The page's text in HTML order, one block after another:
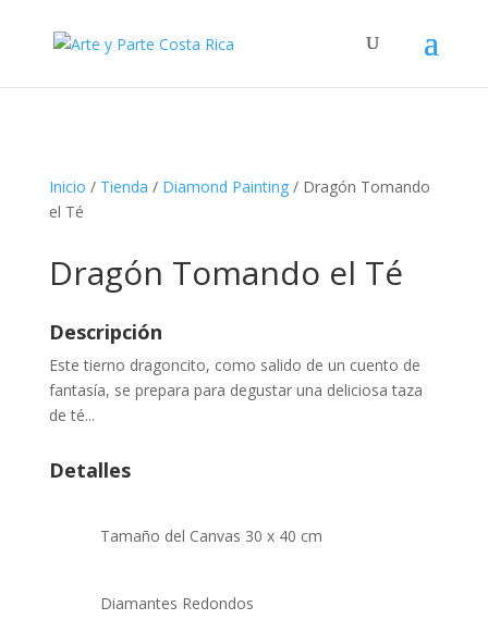
Inicio / Tienda / Diamond Painting/ Dragón Tomando
el Té
Dragón Tomando el Té
Descripción
Este tierno dragoncito, como salido de un cuento de
fantasía, se prepara para degustar una deliciosa taza
de té...
Detalles
Tamaño del Canvas 30 x 40 cm
Diamantes Redondos